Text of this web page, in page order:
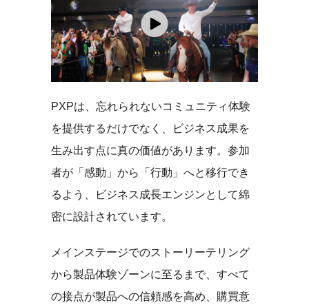
PXPは、忘れられないコミュニティ体験
を提供するだけでなく、ビジネス成果を
生み出す点に真の価値があります。参加
者が「感動」から「行動」へと移行でき
るよう、ビジネス成長エンジンとして綿
密に設計されています。
メインステージでのストーリーテリング
から製品体験ゾーンに至るまで、すべて
の接点が製品への信頼感を高め、購買意